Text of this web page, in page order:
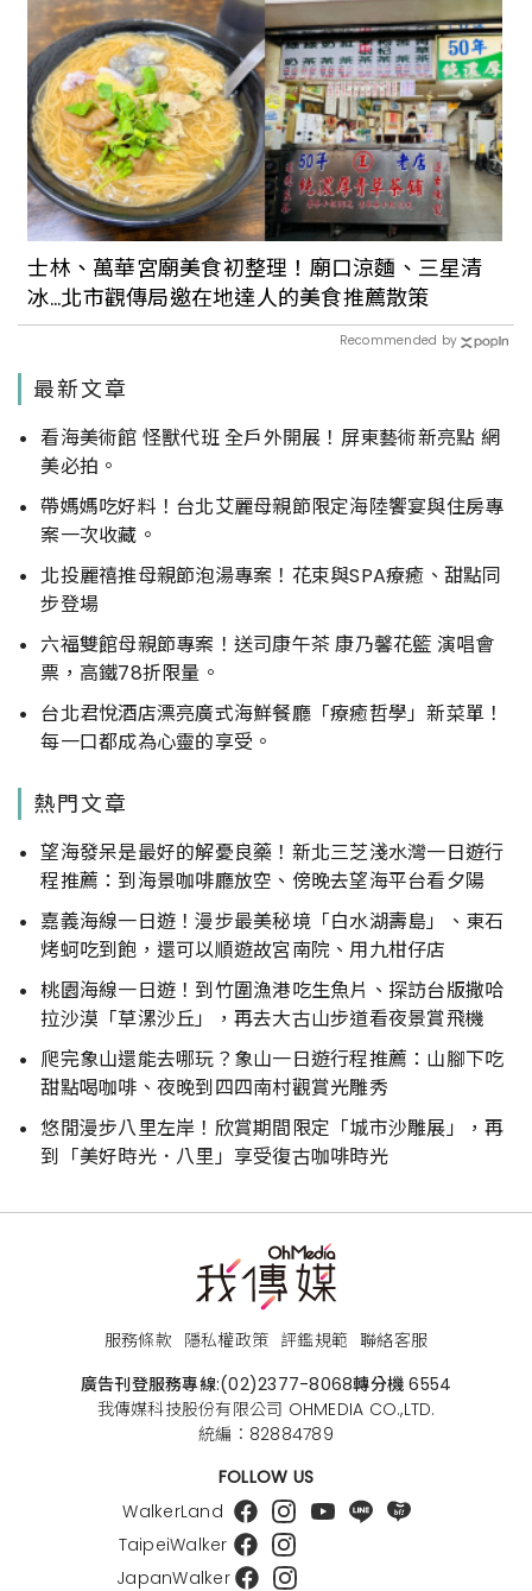
士林、萬華宮廟美食初整理！廟口涼麵、三星清
冰...北市觀傳局邀在地達人的美食推薦散策
Recommended by
最新文章
看海美術館 怪獸代班 全戶外開展！屏東藝術新亮點 網
美必拍。
帶媽媽吃好料！台北艾麗母親節限定海陸饗宴與住房專
案一次收藏。
北投麗禧推母親節泡湯專案！花束與SPA療癒、甜點同
步登場
六福雙館母親節專案！送司康午茶 康乃馨花籃 演唱會
票，高鐵78折限量。
台北君悅酒店漂亮廣式海鮮餐廳「療癒哲學」新菜單！
每一口都成為心靈的享受。
熱門文章
望海發呆是最好的解憂良藥！新北三芝淺水灣一日遊行
程推薦：到海景咖啡廳放空、傍晚去望海平台看夕陽
嘉義海線一日遊！漫步最美秘境「白水湖壽島」、東石
烤蚵吃到飽，還可以順遊故宮南院、用九柑仔店
桃園海線一日遊！到竹圍漁港吃生魚片、探訪台版撒哈
拉沙漠「草漯沙丘」，再去大古山步道看夜景賞飛機
爬完象山還能去哪玩？象山一日遊行程推薦：山腳下吃
甜點喝咖啡、夜晚到四四南村觀賞光雕秀
悠閒漫步八里左岸！欣賞期間限定「城市沙雕展」，再
到「美好時光．八里」享受復古咖啡時光
服務條款 隱私權政策 評鑑規範 聯絡客服
廣告刊登服務專線:(02)2377-8068轉分機 6554
我傳媒科技股份有限公司 OHMEDIA CO.,LTD.
統編：82884789
FOLLOW US
WalkerLand
TaipeiWalker
JapanWalker